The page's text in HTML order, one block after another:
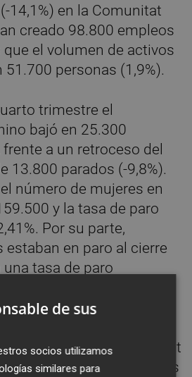
14,1%) en la Comunitat
creado 98.800 empleos
que el volumen de activos
51.700 personas (1,9%).
trimestre el
bajó en 25.300
a un retroceso del
13.800 parados (-9,8%).
número de mujeres en
y la tasa de paro
Por su parte,
en paro al cierre
tasa de paro
el número de
en paro en la Comunitat
en 14.400 personas los
de sus
socios utilizamos
similares para